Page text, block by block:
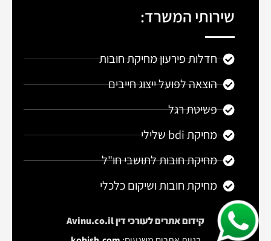
שירותי המשרד:
חדלות פירעון מחיקת חובות
הוצאה לפועל ייצוג חייבים
פשיטת רגל
מחיקת bdi שלילי
מחיקת חובות לתושבי חו"ל
מחיקת חובות ושיקום כלכלי
קידום אתריםלעורכי דין Avinu.co.il